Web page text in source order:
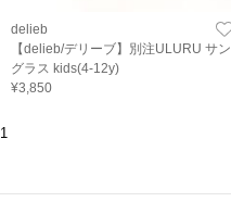
delieb
【delieb/デリーブ】別注ULURU サン
グラス kids(4-12y)
¥3,850
1